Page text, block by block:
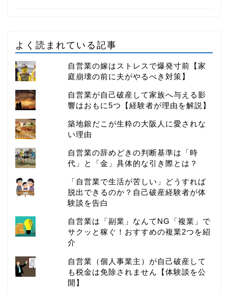
よく読まれている記事
自営業の嫁はストレスで爆発寸前【家
庭崩壊の前に夫がやるべき対策】
自営業が自己破産して家族へ与える影
響はおもに5つ【経験者が理由を解説】
築地銀だこが生粋の大阪人に愛されな
い理由
自営業の辞めどきの判断基準は「時
代」と「金」具体的な引き際とは？
「自営業で生活が苦しい」どうすれば
脱出できるのか？自己破産経験者が体
験談を告白
自営業は「副業」なんてNG「複業」で
サクッと稼ぐ！おすすめの複業2つを紹
介
自営業（個人事業主）が自己破産して
も税金は免除されません【体験談を公
開】